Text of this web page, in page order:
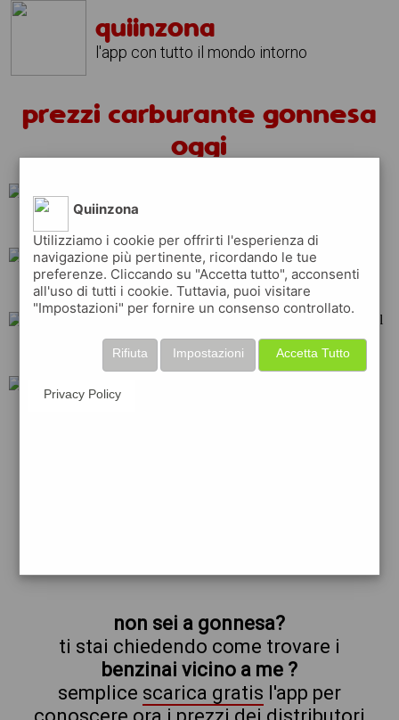
quiinzona
l'app con tutto il mondo intorno
prezzi carburante gonnesa
oggi
repsol ip erg
tamoil shell
non sei a gonnesa?
ti stai chiedendo come trovare i
benzinai vicino a me ?
semplice scarica gratis l'app per
Quiinzona
Utilizziamo i cookie per offrirti l'esperienza di
navigazione più pertinente, ricordando le tue
preferenze. Cliccando su "Accetta tutto", acconsenti
all'uso di tutti i cookie. Tuttavia, puoi visitare
"Impostazioni" per fornire un consenso controllato.
Accetta Tutto
Impostazioni
Rifiuta
Privacy Policy